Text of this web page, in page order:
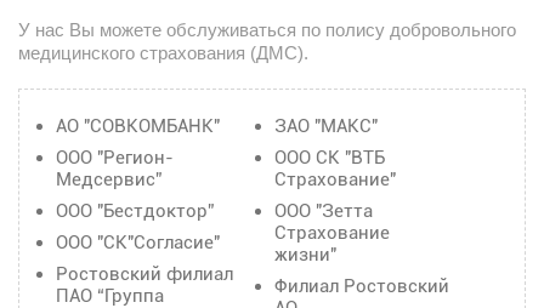
У нас Вы можете обслуживаться по полису добровольного
медицинского страхования (ДМС).
АО "СОВКОМБАНК"
ООО "Регион-
Медсервис”
ООО "Бестдоктор”
ООО "СК"Согласие"
Ростовский филиал
ПАО “Группа
ЗАО "МАКС"
ООО СК "ВТБ
Страхование"
ООО "Зетта
Страхование
жизни"
Филиал Ростовский